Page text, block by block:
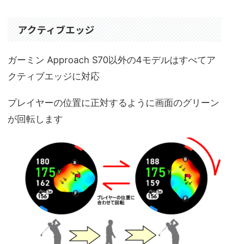
アクティブエッジ
ガーミン Approach S70以外の4モデルはすべてア
クティブエッジに対応
プレイヤーの位置に正対するように画面のグリーン
が回転します